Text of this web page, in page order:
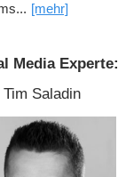
[mehr]
Media Experte:
Tim Saladin